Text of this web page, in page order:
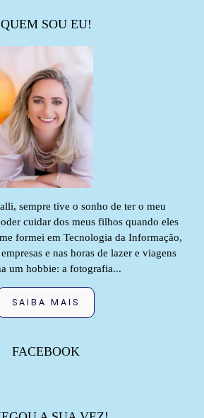
QUEM SOU EU!
sempre tive o sonho de ter o meu
cuidar dos meus filhos quando eles
formei em Tecnologia da Informação,
e nas horas de lazer e viagens
um hobbie: a fotografia...
SAIBA MAIS
FACEBOOK